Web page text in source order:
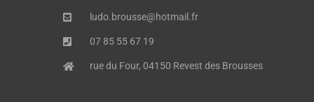
ludo.brousse@hotmail.fr
07 85 55 67 19
rue du Four, 04150 Revest des Brousses